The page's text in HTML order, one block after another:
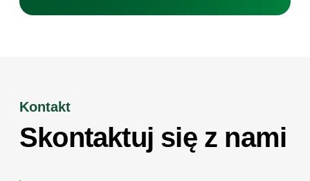
Kontakt
Skontaktuj się z nami